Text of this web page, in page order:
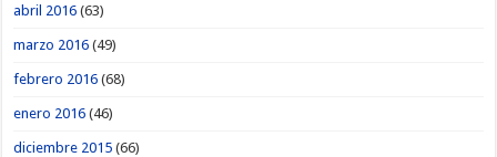
abril 2016 (63)
marzo 2016 (49)
febrero 2016 (68)
enero 2016 (46)
diciembre 2015 (66)